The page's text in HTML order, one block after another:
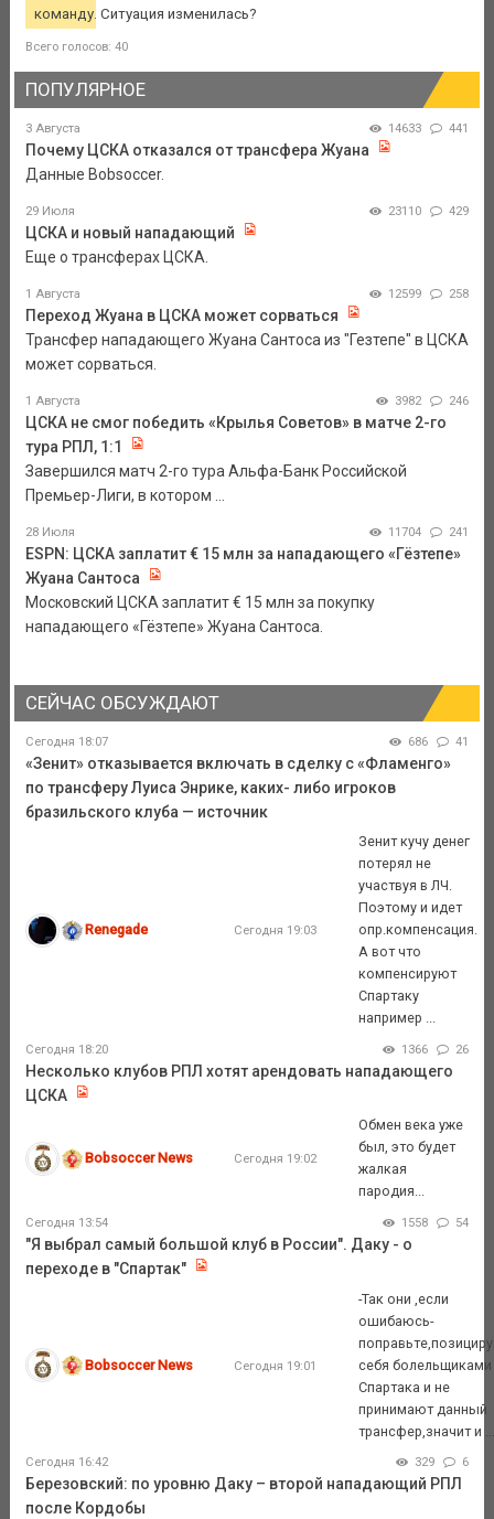
команду. Ситуация изменилась?
Всего голосов: 40
ПОПУЛЯРНОЕ
3 Августа 14633 441
Почему ЦСКА отказался от трансфера Жуана
Данные Bobsoccer.
29 Июля 23110 429
ЦСКА и новый нападающий
Еще о трансферах ЦСКА.
1 Августа 12599 258
Переход Жуана в ЦСКА может сорваться
Трансфер нападающего Жуана Сантоса из "Гезтепе" в ЦСКА
может сорваться.
1 Августа 3982 246
ЦСКА не смог победить «Крылья Советов» в матче 2-го
тура РПЛ, 1:1
Завершился матч 2-го тура Альфа-Банк Российской
Премьер-Лиги, в котором ...
28 Июля 11704 241
ESPN: ЦСКА заплатит € 15 млн за нападающего «Гёзтепе»
Жуана Сантоса
Московский ЦСКА заплатит € 15 млн за покупку
нападающего «Гёзтепе» Жуана Сантоса.
СЕЙЧАС ОБСУЖДАЮТ
Сегодня 18:07 686 41
«Зенит» отказывается включать в сделку с «Фламенго»
по трансферу Луиса Энрике, каких- либо игроков
бразильского клуба — источник
Renegade Сегодня 19:03
Зенит кучу денег
потерял не
участвуя в ЛЧ.
Поэтому и идет
опр.компенсация.
А вот что
компенсируют
Спартаку
например ...
Сегодня 18:20 1366 26
Несколько клубов РПЛ хотят арендовать нападающего
ЦСКА
Bobsoccer News Сегодня 19:02
Обмен века уже
был, это будет
жалкая
пародия...
Сегодня 13:54 1558 54
"Я выбрал самый большой клуб в России". Даку - о
переходе в "Спартак"
Bobsoccer News Сегодня 19:01
-Так они ,если
ошибаюсь-
себя болельщиками
Спартака и не
принимают данный
трансфер,значит и
Сегодня 16:42 329 6
Березовский: по уровню Даку – второй нападающий РПЛ
после Кордобы